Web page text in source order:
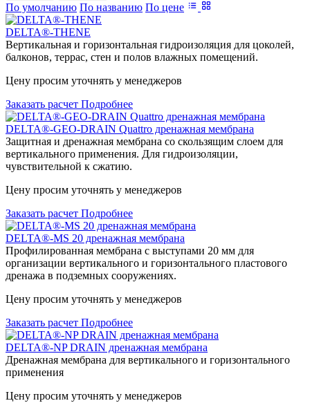
По умолчанию По названию По цене
DELTA®-THENE
Вертикальная и горизонтальная гидроизоляция для цоколей,
балконов, террас, стен и полов влажных помещений.
Цену просим уточнять у менеджеров
Заказать расчет Подробнее
DELTA®-GEO-DRAIN Quattro дренажная мембрана
Защитная и дренажная мембрана со скользящим слоем для
вертикального применения. Для гидроизоляции,
чувствительной к сжатию.
Цену просим уточнять у менеджеров
Заказать расчет Подробнее
DELTA®-MS 20 дренажная мембрана
Профилированная мембрана с выступами 20 мм для
организации вертикального и горизонтального пластового
дренажа в подземных сооружениях.
Цену просим уточнять у менеджеров
Заказать расчет Подробнее
DELTA®-NP DRAIN дренажная мембрана
Дренажная мембрана для вертикального и горизонтального
применения
Цену просим уточнять у менеджеров